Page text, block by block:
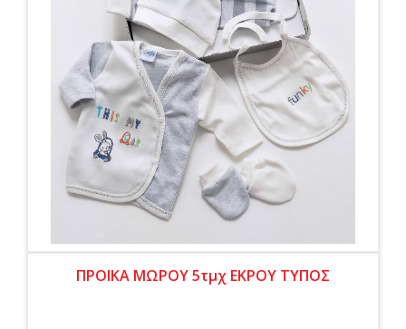
ΠΡΟΙΚΑ ΜΩΡΟΥ 5τμχ ΕΚΡΟΥ ΤΥΠΟΣ